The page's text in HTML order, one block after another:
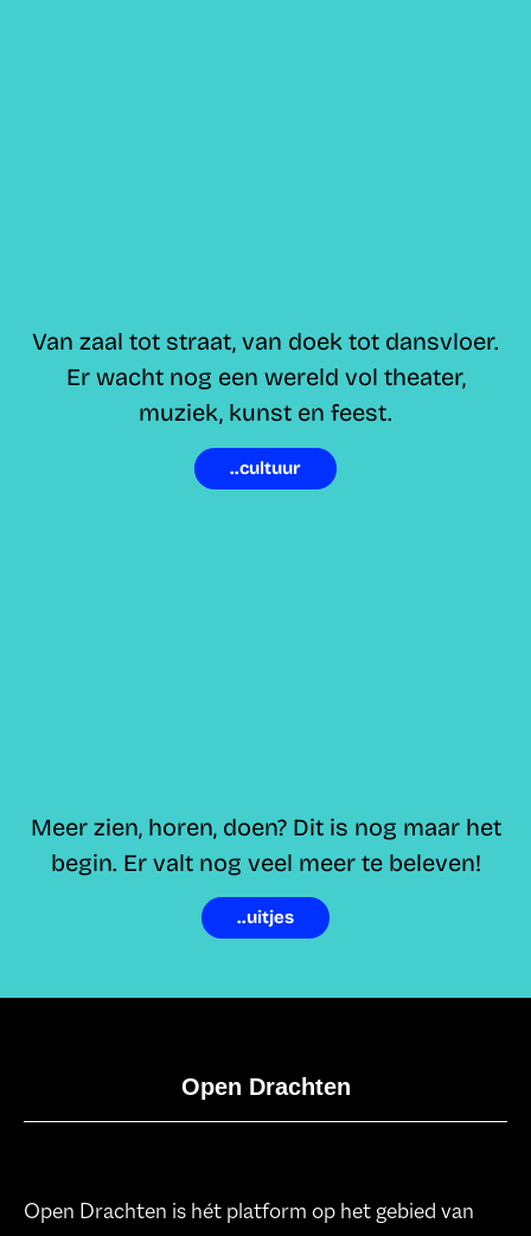
Van zaal tot straat, van doek tot dansvloer.
Er wacht nog een wereld vol theater,
muziek, kunst en feest.
..cultuur
Meer zien, horen, doen? Dit is nog maar het
begin. Er valt nog veel meer te beleven!
..uitjes
Open Drachten
Open Drachten is hét platform op het gebied van